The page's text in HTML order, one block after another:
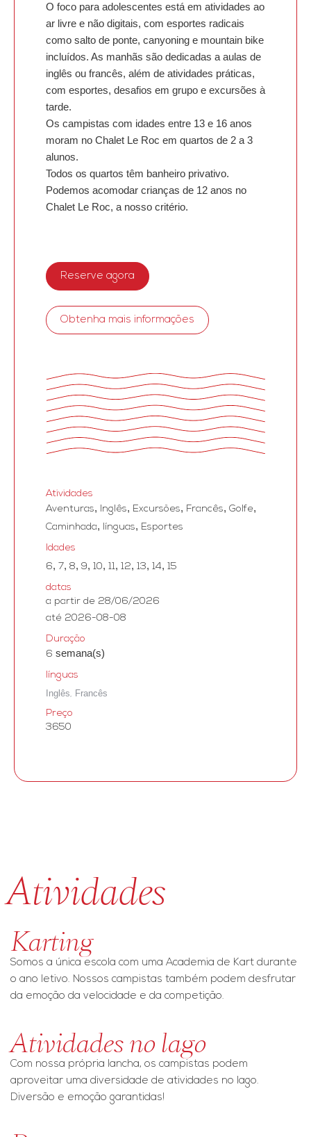
O foco para adolescentes está em atividades ao
ar livre e não digitais, com esportes radicais
como salto de ponte, canyoning e mountain bike
incluídos. As manhãs são dedicadas a aulas de
inglês ou francês, além de atividades práticas,
com esportes, desafios em grupo e excursões à
tarde.
Os campistas com idades entre 13 e 16 anos
moram no Chalet Le Roc em quartos de 2 a 3
alunos.
Todos os quartos têm banheiro privativo.
Podemos acomodar crianças de 12 anos no
Chalet Le Roc, a nosso critério.
Reserve agora
Obtenha mais informações
Atividades
Aventuras, Inglês, Excursões, Francês, Golfe,
Caminhada, línguas, Esportes
Idades
6, 7, 8, 9, 10, 11, 12, 13, 14, 15
datas
a partir de 28/06/2026
até 2026-08-08
Duração
6 semana(s)
línguas
Inglês, Francês
Preço
3650
Atividades
Karting
Somos a única escola com uma Academia de Kart durante
o ano letivo. Nossos campistas também podem desfrutar
da emoção da velocidade e da competição.
Atividades no lago
Com nossa própria lancha, os campistas podem
aproveitar uma diversidade de atividades no lago.
Diversão e emoção garantidas!